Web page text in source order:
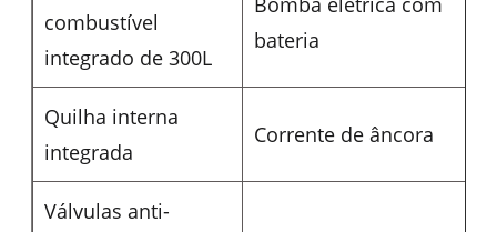
combustível
integrado de 300L
bateria
Quilha interna
integrada
Corrente de âncora
Válvulas anti-